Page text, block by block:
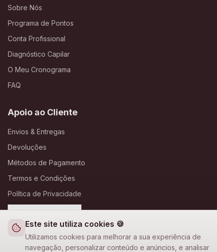
Este site utiliza cookies 🍪
Utilizamos cookies para melhorar a sua experiência de
navegação, personalizar conteúdo e anúncios, e analisar
Sobre Nós
Programa de Pontos
Conta Profissional
Diagnóstico Capilar
O Meu Cronograma
FAQ
Apoio ao Cliente
Envios & Entregas
Devoluções
Métodos de Pagamento
Termos e Condições
Política de Privacidade
Definições de Cookies
A Loja Nova